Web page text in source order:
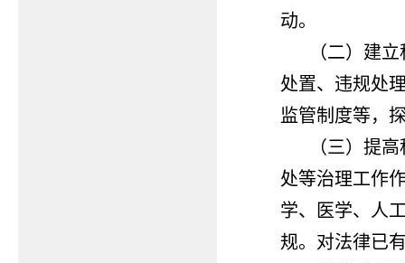
动。
（二）建
处置、违规处
监管制度等，
（三）提
处等治理工作
学、医学、人
规。对法律已